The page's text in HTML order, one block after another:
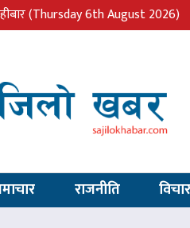
(Thursday 6th August 2026)
राजनीति विचार